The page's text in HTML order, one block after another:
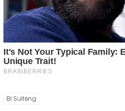
BI Sulteng